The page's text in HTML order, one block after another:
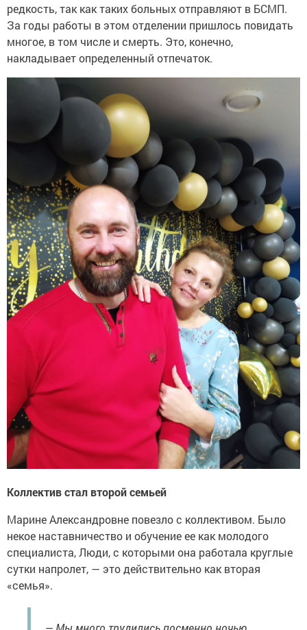
редкость, так как таких больных отправляют в БСМП.
За годы работы в этом отделении пришлось повидать
многое, в том числе и смерть. Это, конечно,
накладывает определенный отпечаток.
Коллектив стал второй семьей
Марине Александровне повезло с коллективом. Было
некое наставничество и обучение ее как молодого
специалиста, Люди, с которыми она работала круглые
сутки напролет, — это действительно как вторая
«семья».